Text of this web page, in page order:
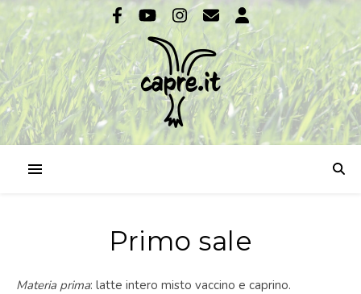
Primo sale
Materia prima: latte intero misto vaccino e caprino.